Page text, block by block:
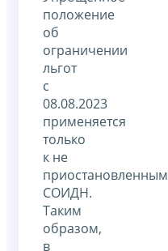
положение
об
ограничении
льгот
с
08.08.2023
применяется
только
к не
приостановленным
СОИДН.
Таким
образом,
в